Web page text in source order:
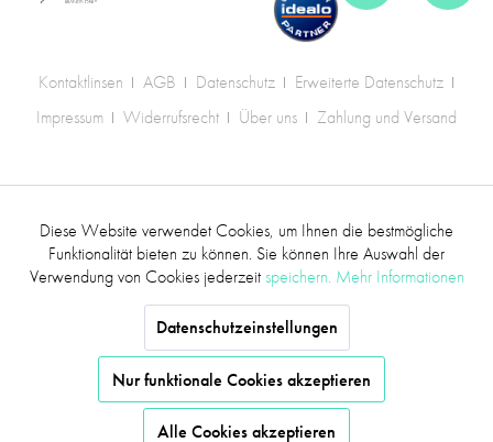
139,00 €
Kontaktlinsen AGB Datenschutz
Erweiterte Datenschutz
Impressum
Widerrufsrecht Über uns Zahlung und Versand
Versandkosten.
Funktionale Aktiv
Inaktiv
Diese Website verwendet Cookies, um Ihnen die bestmögliche
Funktionalität bieten zu können. Sie können Ihre Auswahl der
Verwendung von Cookies jederzeitspeichern. Mehr Informationen
Datenschutzeinstellungen
Nur funktionale Cookies akzeptieren
Alle Cookies akzeptieren